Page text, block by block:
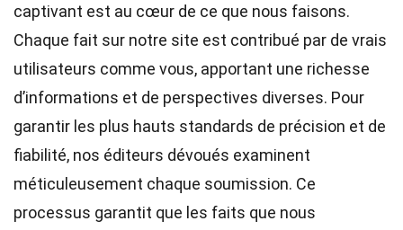
captivant est au cœur de ce que nous faisons.
Chaque fait sur notre site est contribué par de vrais
utilisateurs comme vous, apportant une richesse
d’informations et de perspectives diverses. Pour
garantir les plus hauts standards de précision et de
fiabilité, nos éditeurs dévoués examinent
méticuleusement chaque soumission. Ce
processus garantit que les faits que nous